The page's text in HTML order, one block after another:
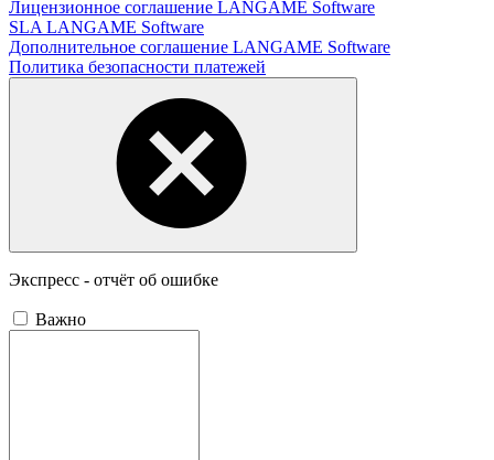
Лицензионное соглашение LANGAME Software
SLA LANGAME Software
Дополнительное соглашение LANGAME Software
Политика безопасности платежей
Экспресс - отчёт об ошибке
Важно